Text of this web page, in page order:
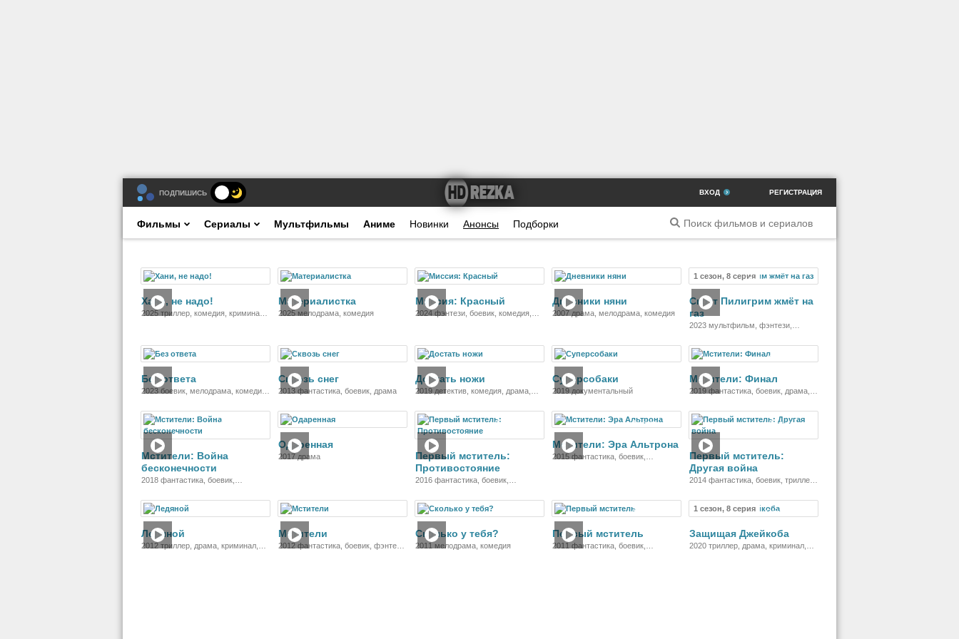
ПОДПИШИСЬ ВХОД РЕГИСТРАЦИЯ
Фильмы Сериалы Мультфильмы Аниме Новинки Анонсы Подборки
Хани, не надо!
2025 триллер, комедия, криминал,
Материалистка
2025 мелодрама, комедия
Фильм
Миссия: Красный
2024 фэнтези, боевик, комедия,
Дневники няни
2007 драма, мелодрама, комедия
1 сезон, 8 серияМультсериал
Скотт Пилигрим жмёт на
газ
2023 мультфильм, фэнтези,
приключения, музыка
Без ответа
2023 боевик, мелодрама, комедия,
Сквозь снег
2013 фантастика, боевик, драма
Достать ножи
2019 детектив, комедия, драма,
Суперсобаки
2019 документальный
Фильм
Мстители: Финал
2019 фантастика, боевик, драма,
Фильм
Мстители: Война
бесконечности
2018 фантастика, боевик,
Одаренная
2017 драма
Фильм
Первый мститель:
Противостояние
2016 фантастика, боевик,
Фильм
Мстители: Эра Альтрона
2015 фантастика, боевик,
Фильм
Первый мститель:
Другая война
2014 фантастика, боевик, триллер,
Ледяной
2012 триллер, драма, криминал,
Мстители
2012 фантастика, боевик, фэнтези,
Сколько у тебя?
2011 мелодрама, комедия
Фильм
Первый мститель
2011 фантастика, боевик,
1 сезон, 8 серия Сериал
Защищая Джейкоба
2020 триллер, драма, криминал,